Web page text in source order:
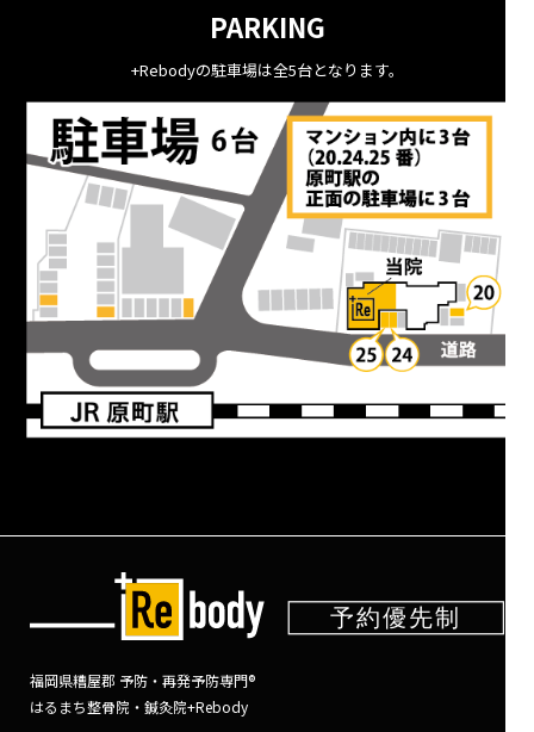
PARKING
+Rebodyの駐車場は全5台となります。
福岡県糟屋郡 予防・再発予防専門®
はるまち整骨院・鍼灸院+Rebody